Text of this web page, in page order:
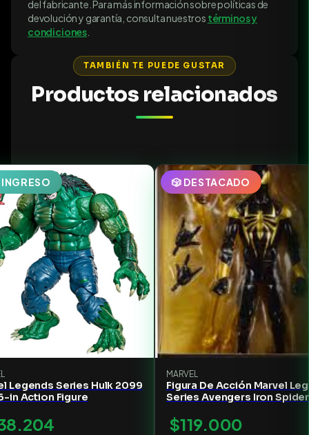
del fabricante. Para más información sobre políticas de
devolución y garantía, consulta nuestros términos y
condiciones
TAMBIÉN TE PUEDE GUSTAR
Productos relacionados
Legends Series Hulk 2099
in Action Figure
🎲 DESTACADO
MARVEL
Figura De Acción Marvel
Series Avengers Iron Spider
$119.000